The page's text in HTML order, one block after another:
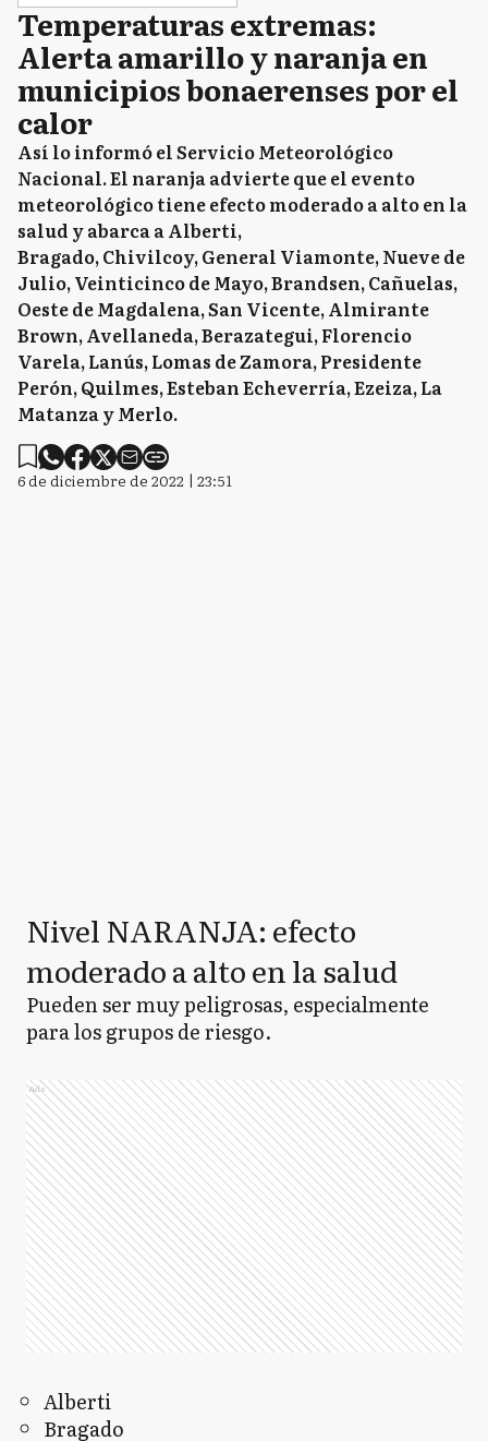
Temperaturas extremas:
Alerta amarillo y naranja en
municipios bonaerenses por el
calor
Así lo informó el Servicio Meteorológico
Nacional. El naranja advierte que el evento
meteorológico tiene efecto moderado a alto en la
salud y abarca a Alberti,
Bragado, Chivilcoy, General Viamonte, Nueve de
Julio, Veinticinco de Mayo, Brandsen, Cañuelas,
Oeste de Magdalena, San Vicente, Almirante
Brown, Avellaneda, Berazategui, Florencio
Varela, Lanús, Lomas de Zamora, Presidente
Perón, Quilmes, Esteban Echeverría, Ezeiza, La
Matanza y Merlo.
6 de diciembre de 2022 | 23:51
Nivel NARANJA: efecto
moderado a alto en la salud
Pueden ser muy peligrosas, especialmente
para los grupos de riesgo.
Ads
Alberti
Bragado